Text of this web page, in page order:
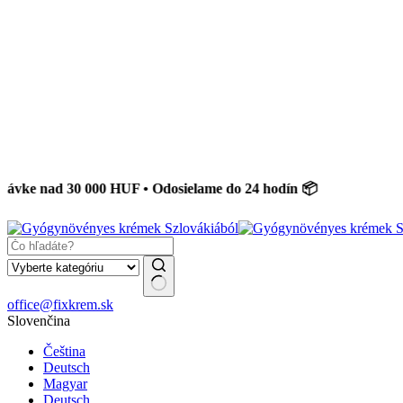
30 000 HUF • Odosielame do 24 hodín 📦
No
results
office@fixkrem.sk
Slovenčina
Čeština
Deutsch
Magyar
Deutsch